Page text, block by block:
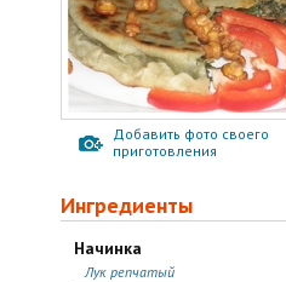
Добавить фото своего
приготовления
Ингредиенты
Начинка
Лук репчатый